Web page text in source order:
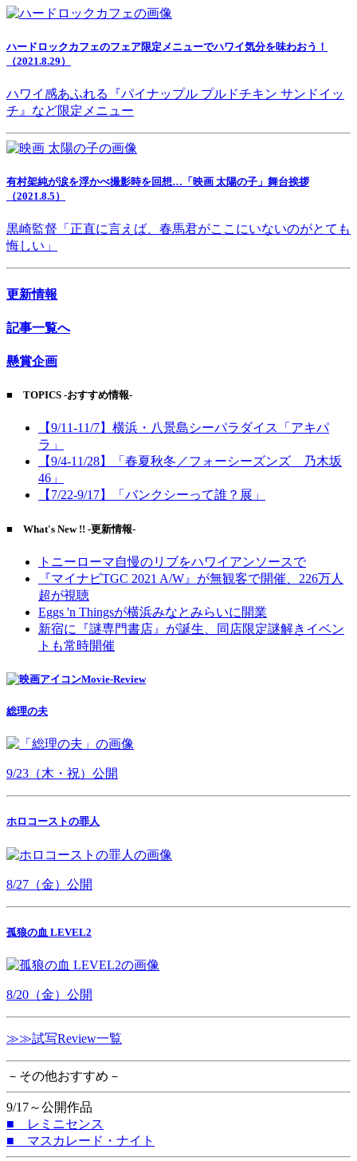
ハードロックカフェのフェア限定メニューでハワイ気分を味わおう！
（2021.8.29）
ハワイ感あふれる『パイナップル プルドチキン サンドイッ
チ』など限定メニュー
有村架純が涙を浮かべ撮影時を回想…「映画 太陽の子」舞台挨拶
（2021.8.5）
黒崎監督「正直に言えば、春馬君がここにいないのがとても
悔しい」
更新情報
記事一覧へ
懸賞企画
■ TOPICS -おすすめ情報-
【9/11-11/7】横浜・八景島シーパラダイス「アキパ
ラ」
【9/4-11/28】「春夏秋冬／フォーシーズンズ 乃木坂
46」
【7/22-9/17】「バンクシーって誰？展」
■ What's New !! -更新情報-
トニーローマ自慢のリブをハワイアンソースで
『マイナビTGC 2021 A/W』が無観客で開催、226万人
超が視聴
Eggs 'n Thingsが横浜みなとみらいに開業
新宿に『謎専門書店』が誕生、同店限定謎解きイベン
トも常時開催
Movie-Review
総理の夫
9/23（木・祝）公開
ホロコーストの罪人
8/27（金）公開
孤狼の血 LEVEL2
8/20（金）公開
≫≫試写Review一覧
－その他おすすめ－
9/17～公開作品
■ レミニセンス
■ マスカレード・ナイト